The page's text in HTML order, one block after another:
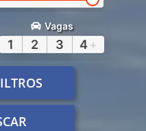
Vagas
1 2 3 4 +